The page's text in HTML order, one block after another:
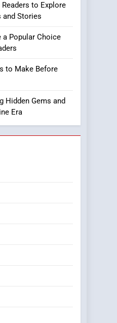
Where
Pharma Shop
Zigzag Case:
a Bold
Style for Your
to Explore
and Stories
a Popular Choice
to Make Before
Hidden Gems and
Era